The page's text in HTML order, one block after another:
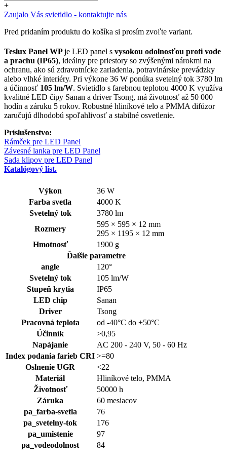
+
Zaujalo Vás svietidlo - kontaktujte nás
Pred pridaním produktu do košíka si prosím zvoľte variant.
Teslux Panel WPje LED panel s vysokou odolnosťou proti vode
a prachu (IP65), ideálny pre priestory so zvýšenými nárokmi na
ochranu, ako sú zdravotnícke zariadenia, potravinárske prevádzky
alebo vlhké interiéry. Pri výkone 36 W ponúka svetelný tok 3780 lm
a účinnosť 105 lm/W. Svietidlo s farebnou teplotou 4000 K využíva
kvalitné LED čipy Sanan a driver Tsong, má životnosť až 50 000
hodín a záruku 5 rokov. Robustné hliníkové telo a PMMA difúzor
zaručujú dlhodobú spoľahlivosť a stabilné osvetlenie.
Príslušenstvo:
Rámček pre LED Panel
Závesné lanka pre LED Panel
Sada klipov pre LED Panel
Katalógový list.
Výkon
36 W
Farba svetla
4000 K
Svetelný tok
3780 lm
Rozmery
595 × 595 × 12 mm
295 × 1195 × 12 mm
Hmotnosť
1900 g
Ďalšie parametre
angle
120°
Svetelný tok
105 lm/W
Stupeň krytia
IP65
LED chip
Sanan
Driver
Tsong
Pracovná teplota
od -40°C do +50°C
Účinník
>0,95
Napájanie
AC 200 - 240 V, 50 - 60 Hz
Index podania farieb CRI >=80
Oslnenie UGR
<22
Materiál
Hliníkové telo, PMMA
Životnosť
50000 h
Záruka
60 mesiacov
pa_farba-svetla
76
pa_svetelny-tok
176
pa_umistenie
97
pa_vodeodolnost
84
Na sklade